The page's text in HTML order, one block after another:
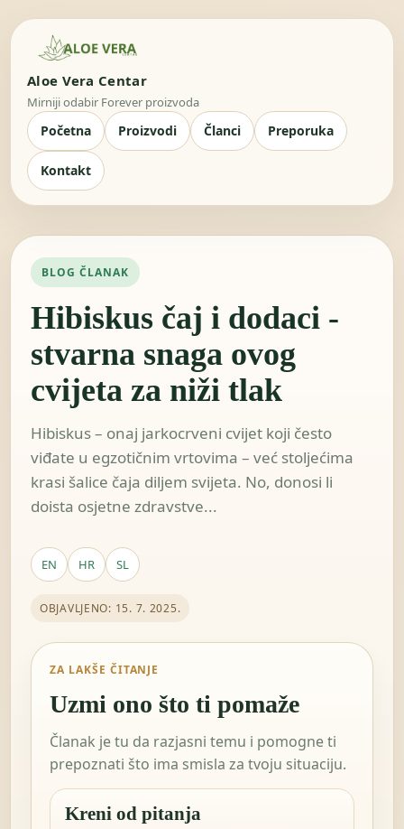
Aloe Vera Centar
Mirniji odabir Forever proizvoda
Početna Proizvodi Članci Preporuka
Kontakt
BLOG ČLANAK
Hibiskus čaj i dodaci -
stvarna snaga ovog
cvijeta za niži tlak
Hibiskus – onaj jarko­crveni cvijet koji često
viđate u egzotičnim vrtovima – već stoljećima
krasi šalice čaja diljem svijeta. No, donosi li
doista osjetne zdravstve...
EN HR SL
OBJAVLJENO: 15. 7. 2025.
ZA LAKŠE ČITANJE
Uzmi ono što ti pomaže
Članak je tu da razjasni temu i pomogne ti
prepoznati što ima smisla za tvoju situaciju.
Kreni od pitanja